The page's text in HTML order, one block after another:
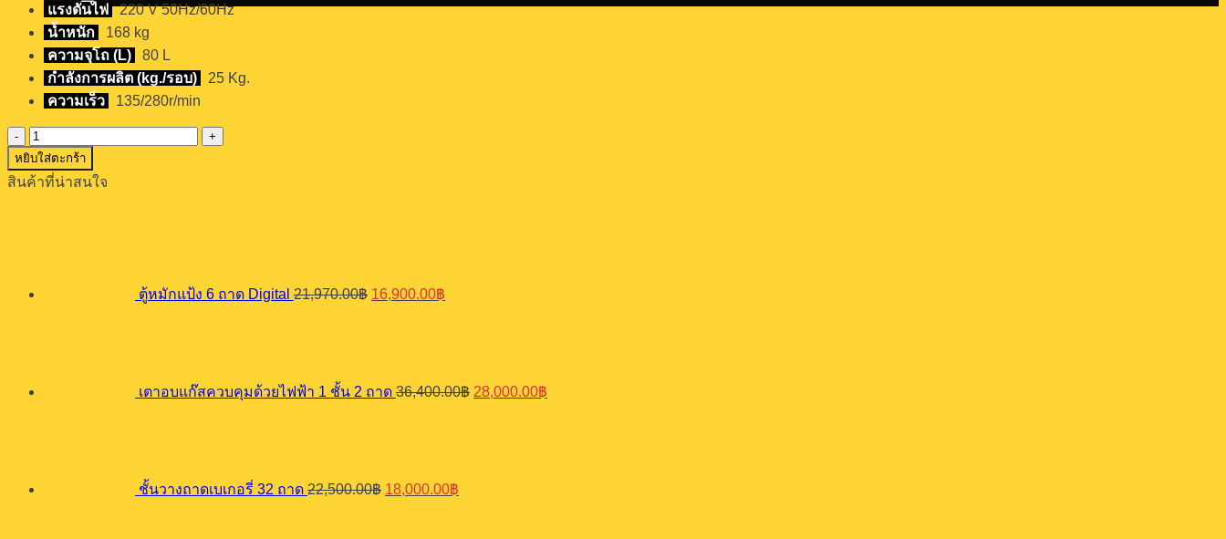
แรงดันไฟ
220 V 50Hz/60Hz
น้ำหนัก
168 kg
ความจุโถ (L)
80 L
กำลังการผลิต (kg./รอบ)
25 Kg.
ความเร็ว
135/280r/min
จำนวน
เครื่อง
นวด
หยิบใส่ตะกร้า
สินค้าที่น่าสนใจ
ตู้หมักแป้ง 6 ถาด Digital 21,970.00฿ 16,900.00฿
เตาอบแก๊สควบคุมด้วยไฟฟ้า 1 ชั้น 2 ถาด 36,400.00฿ 28,000.00฿
ชั้นวางถาดเบเกอรี่ 32 ถาด 22,500.00฿ 18,000.00฿